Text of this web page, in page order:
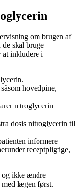
om brugen af
skal bruge
at inkludere i
hovedpine,
nitroglycerin
dosis nitroglycerin til
informere
receptpligtige,
og ikke ændre
med lægen først.